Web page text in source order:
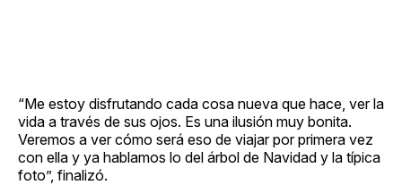
“Me estoy disfrutando cada cosa nueva que hace, ver la
vida a través de sus ojos. Es una ilusión muy bonita.
Veremos a ver cómo será eso de viajar por primera vez
con ella y ya hablamos lo del árbol de Navidad y la típica
foto”, finalizó.